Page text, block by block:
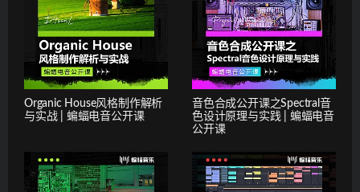
Organic House风格制作解析
与实战 | 蝙蝠电音公开课
音色合成公开课之Spectral音
色设计原理与实践 | 蝙蝠电音
公开课